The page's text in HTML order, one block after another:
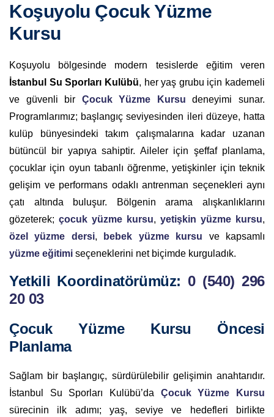
Koşuyolu Çocuk Yüzme
Kursu
Koşuyolu bölgesinde modern tesislerde eğitim veren
İstanbul Su Sporları Kulübü, her yaş grubu için kademeli
ve güvenli bir Çocuk Yüzme Kursu deneyimi sunar.
Programlarımız; başlangıç seviyesinden ileri düzeye, hatta
kulüp bünyesindeki takım çalışmalarına kadar uzanan
bütüncül bir yapıya sahiptir. Aileler için şeffaf planlama,
çocuklar için oyun tabanlı öğrenme, yetişkinler için teknik
gelişim ve performans odaklı antrenman seçenekleri aynı
çatı altında buluşur. Bölgenin arama alışkanlıklarını
gözeterek; çocuk yüzme kursu, yetişkin yüzme kursu,
özel yüzme dersi, bebek yüzme kursu ve kapsamlı
yüzme eğitimi seçeneklerini net biçimde kurguladık.
Yetkili Koordinatörümüz: 0 (540) 296
20 03
Çocuk Yüzme Kursu Öncesi
Planlama
Sağlam bir başlangıç, sürdürülebilir gelişimin anahtarıdır.
İstanbul Su Sporları Kulübü’da Çocuk Yüzme Kursu
sürecinin ilk adımı; yaş, seviye ve hedefleri birlikte